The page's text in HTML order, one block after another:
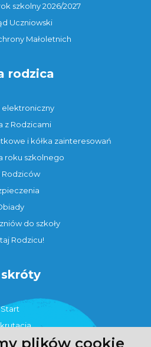
plików cookie
szkolny 2026/2027
Uczniowski
Małoletnich
rodzica
elektroniczny
z Rodzicami
i kółka zainteresowań
roku szkolnego
Rodziców
do szkoły
Rodzicu!
skróty
Start
ucznia